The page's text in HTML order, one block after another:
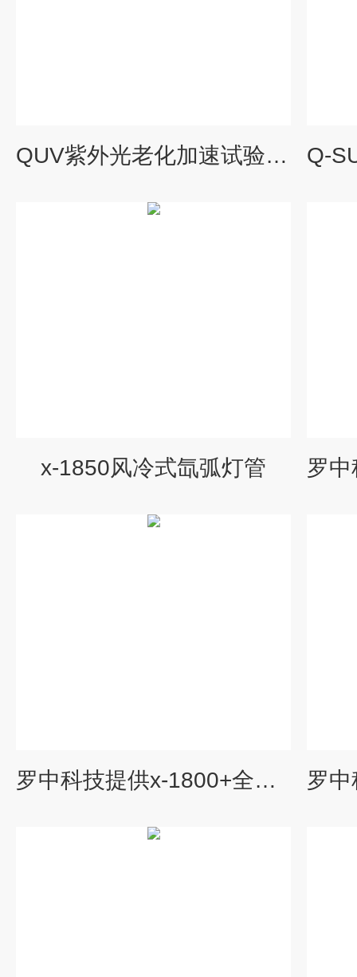
QUV紫外光老化加速试验机 Q-Lab
x-1850风冷式氙弧灯管
罗中科技提供x-1800+全光谱氙弧灯管